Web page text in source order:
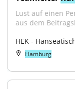
Lust auf einen
aus dem
HEK -
Hamburg